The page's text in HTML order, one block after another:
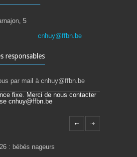
5
cnhuy@ffbn.be
responsables
par mail à cnhuy@ffbn.be
fixe. Merci de nous contacter
cnhuy@ffbn.be
: bébés nageurs